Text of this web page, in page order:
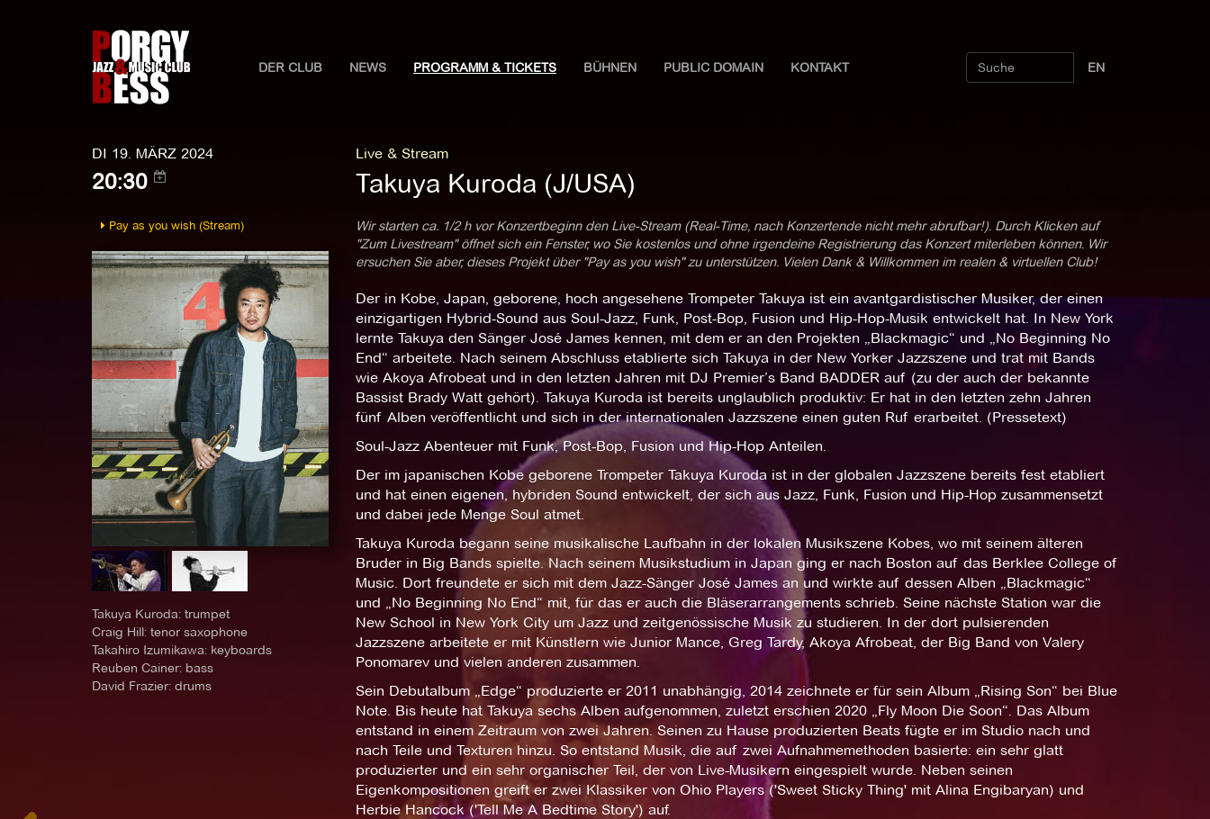
DER CLUB NEWS PROGRAMM & TICKETS BÜHNEN PUBLIC DOMAIN KONTAKT EN
DI 19. MÄRZ 2024
20:30
Live & Stream
Takuya Kuroda (J/USA)
Pay as you wish (Stream)
Takuya Kuroda: trumpet
Craig Hill: tenor saxophone
Takahiro Izumikawa: keyboards
Reuben Cainer: bass
David Frazier: drums
Wir starten ca. 1/2 h vor Konzertbeginn den Live-Stream (Real-Time, nach Konzertende nicht mehr abrufbar!). Durch Klicken auf
"Zum Livestream" öffnet sich ein Fenster, wo Sie kostenlos und ohne irgendeine Registrierung das Konzert miterleben können. Wir
ersuchen Sie aber, dieses Projekt über "Pay as you wish" zu unterstützen. Vielen Dank & Willkommen im realen & virtuellen Club!
Der in Kobe, Japan, geborene, hoch angesehene Trompeter Takuya ist ein avantgardistischer Musiker, der einen
einzigartigen Hybrid-Sound aus Soul-Jazz, Funk, Post-Bop, Fusion und Hip-Hop-Musik entwickelt hat. In New York
lernte Takuya den Sänger José James kennen, mit dem er an den Projekten „Blackmagic“ und „No Beginning No
End“ arbeitete. Nach seinem Abschluss etablierte sich Takuya in der New Yorker Jazzszene und trat mit Bands
wie Akoya Afrobeat und in den letzten Jahren mit DJ Premier’s Band BADDER auf (zu der auch der bekannte
Bassist Brady Watt gehört). Takuya Kuroda ist bereits unglaublich produktiv: Er hat in den letzten zehn Jahren
fünf Alben veröffentlicht und sich in der internationalen Jazzszene einen guten Ruf erarbeitet. (Pressetext)
Soul-Jazz Abenteuer mit Funk, Post-Bop, Fusion und Hip-Hop Anteilen.
Der im japanischen Kobe geborene Trompeter Takuya Kuroda ist in der globalen Jazzszene bereits fest etabliert
und hat einen eigenen, hybriden Sound entwickelt, der sich aus Jazz, Funk, Fusion und Hip-Hop zusammensetzt
und dabei jede Menge Soul atmet.
Takuya Kuroda begann seine musikalische Laufbahn in der lokalen Musikszene Kobes, wo mit seinem älteren
Bruder in Big Bands spielte. Nach seinem Musikstudium in Japan ging er nach Boston auf das Berklee College of
Music. Dort freundete er sich mit dem Jazz-Sänger José James an und wirkte auf dessen Alben „Blackmagic“
und „No Beginning No End“ mit, für das er auch die Bläserarrangements schrieb. Seine nächste Station war die
New School in New York City um Jazz und zeitgenössische Musik zu studieren. In der dort pulsierenden
Jazzszene arbeitete er mit Künstlern wie Junior Mance, Greg Tardy, Akoya Afrobeat, der Big Band von Valery
Ponomarev und vielen anderen zusammen.
Sein Debutalbum „Edge“ produzierte er 2011 unabhängig, 2014 zeichnete er für sein Album „Rising Son“ bei Blue
Note. Bis heute hat Takuya sechs Alben aufgenommen, zuletzt erschien 2020 „Fly Moon Die Soon“. Das Album
entstand in einem Zeitraum von zwei Jahren. Seinen zu Hause produzierten Beats fügte er im Studio nach und
nach Teile und Texturen hinzu. So entstand Musik, die auf zwei Aufnahmemethoden basierte: ein sehr glatt
produzierter und ein sehr organischer Teil, der von Live-Musikern eingespielt wurde. Neben seinen
Eigenkompositionen greift er zwei Klassiker von Ohio Players ('Sweet Sticky Thing' mit Alina Engibaryan) und
Herbie Hancock ('Tell Me A Bedtime Story') auf.